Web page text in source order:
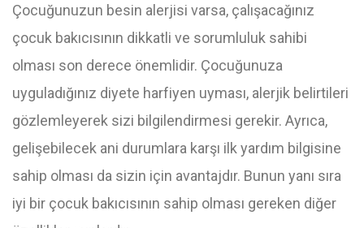
Çocuğunuzun besin alerjisi varsa, çalışacağınız
çocuk bakıcısının dikkatli ve sorumluluk sahibi
olması son derece önemlidir. Çocuğunuza
uyguladığınız diyete harfiyen uyması, alerjik belirtileri
gözlemleyerek sizi bilgilendirmesi gerekir. Ayrıca,
gelişebilecek ani durumlara karşı ilk yardım bilgisine
sahip olması da sizin için avantajdır. Bunun yanı sıra
iyi bir çocuk bakıcısının sahip olması gereken diğer